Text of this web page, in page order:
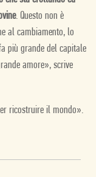
. Questo non è
al cambiamento, lo
più grande del capitale
amore», scrive
ricostruire il mondo».